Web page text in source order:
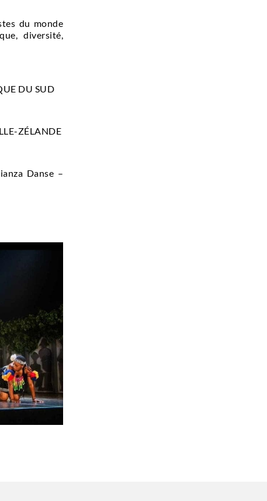
du monde
diversité,
DU SUD
ZÉLANDE
Danse –